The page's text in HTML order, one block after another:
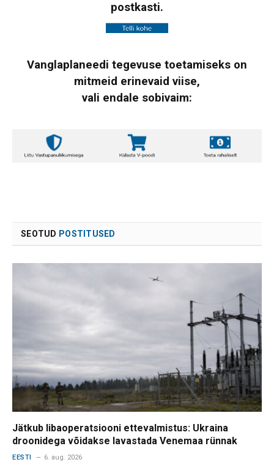
postkasti.
Vanglaplaneedi tegevuse toetamiseks on
mitmeid erinevaid viise,
vali endale sobivaim:
SEOTUD POSTITUSED
Jätkub libaoperatsiooni ettevalmistus: Ukraina
droonidega võidakse lavastada Venemaa rünnak
EESTI 6. aug. 2026